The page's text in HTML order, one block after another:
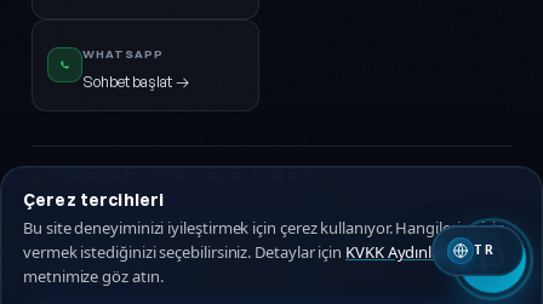
WHATSAPP
Sohbet başlat →
KVKK AydınlatmaGizlilik Politikası
🇹🇷 Türkçe 🇬🇧 EN
TR
Çerez tercihleri
Bu site deneyiminizi iyileştirmek için çerez kullanıyor. Hangilerine izin
vermek istediğinizi seçebilirsiniz. Detaylar için KVKK Aydınlatma
metnimize göz atın.